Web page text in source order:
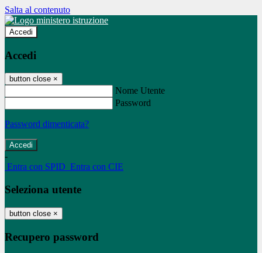
Salta al contenuto
Accedi
Accedi
button close ×
Nome Utente
Password
Password dimenticata?
-
Entra con SPID Entra con CIE
Seleziona utente
button close ×
Recupero password